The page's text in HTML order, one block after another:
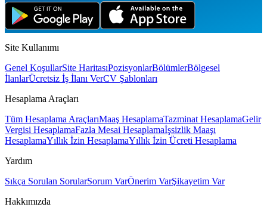
Site Kullanımı
Genel KoşullarSite HaritasıPozisyonlarBölümlerBölgesel
İlanlarÜcretsiz İş İlanı VerCV Şablonları
Hesaplama Araçları
Tüm Hesaplama AraçlarıMaaş HesaplamaTazminat HesaplamaGelir
Vergisi HesaplamaFazla Mesai Hesaplamaİşsizlik Maaşı
HesaplamaYıllık İzin HesaplamaYıllık İzin Ücreti Hesaplama
Yardım
Sıkça Sorulan SorularSorum VarÖnerim VarŞikayetim Var
Hakkımızda